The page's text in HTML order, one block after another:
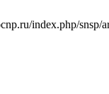
index.php/snsp/